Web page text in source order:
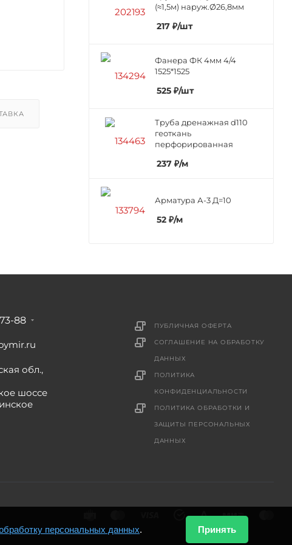
(≈1,5м) наруж.Ø26,8мм
217 ₽/шт
Фанера ФК 4мм 4/4
1525*1525
525 ₽/шт
Труба дренажная d110
геоткань
перфорированная
237 ₽/м
Арматура А-3 Д=10
52 ₽/м
88
обл.,
шоссе
ПУБЛИЧНАЯ ОФЕРТА
СОГЛАШЕНИЕ НА ОБРАБОТКУ
ДАННЫХ
ПОЛИТИКА
КОНФИДЕНЦИАЛЬНОСТИ
ПОЛИТИКА ОБРАБОТКИ И
ЗАЩИТЫ ПЕРСОНАЛЬНЫХ
ДАННЫХ
персональных данных. Принять